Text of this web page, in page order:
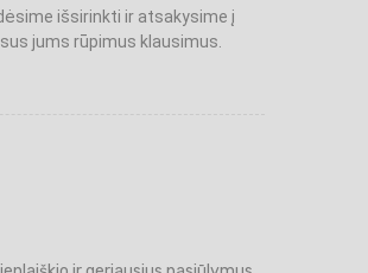
išsirinkti ir atsakysime į
jums rūpimus klausimus.